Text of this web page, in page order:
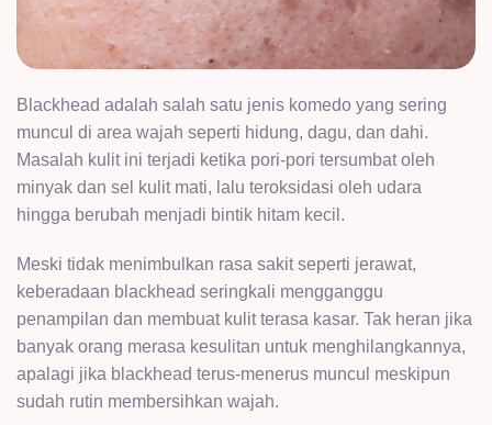
Blackhead adalah salah satu jenis komedo yang sering
muncul di area wajah seperti hidung, dagu, dan dahi.
Masalah kulit ini terjadi ketika pori-pori tersumbat oleh
minyak dan sel kulit mati, lalu teroksidasi oleh udara
hingga berubah menjadi bintik hitam kecil.
Meski tidak menimbulkan rasa sakit seperti jerawat,
keberadaan blackhead seringkali mengganggu
penampilan dan membuat kulit terasa kasar. Tak heran jika
banyak orang merasa kesulitan untuk menghilangkannya,
apalagi jika blackhead terus-menerus muncul meskipun
sudah rutin membersihkan wajah.